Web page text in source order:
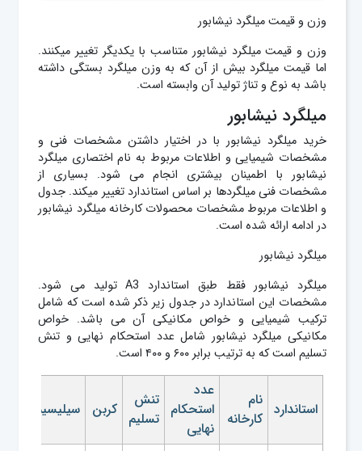
وزن و قیمت میلگرد نیشابور
وزن و قیمت میلگرد نیشابور متناسب با یکدیگر تغییر میکنند.
اما قیمت میلگرد بیش از آن که به وزن میلگرد بستگی داشته
باشد به نوع و تناژ تولید آن وابسته است.
میلگرد نیشابور
خرید میلگرد نیشابور با در اختیار داشتن مشخصات فنی و
مشخصات شیمیایی و اطلاعات مربوط به نام اختصاری میلگرد
نیشابور با اطمینان بیشتری انجام می شود. بسیاری از
مشخصات فنی میلگردها بر اساس استاندارد تغییر میکند. جدول
و اطلاعات مربوط مشخصات محصولات کارخانه میلگرد نیشابور
در ادامه ارائه شده است.
ميلگرد نيشابور
ميلگرد نيشابور فقط طبق استاندارد A3 تولید می شود.
مشخصات این استاندارد در جدول زیر ذکر شده است که شامل
ترکیب شیمیایی و خواص مکانیکی آن می باشد. خواص
مکانیکی ميلگرد نيشابور شامل عدد استحکام نهایی و تنش
تسلیم است که به ترتیب برابر ۶۰۰ و ۴۰۰ است.
استاندارد نام
کارخانه
عدد
استحکام
نهایی
تنش
تسلیم کربن سیلیسیم